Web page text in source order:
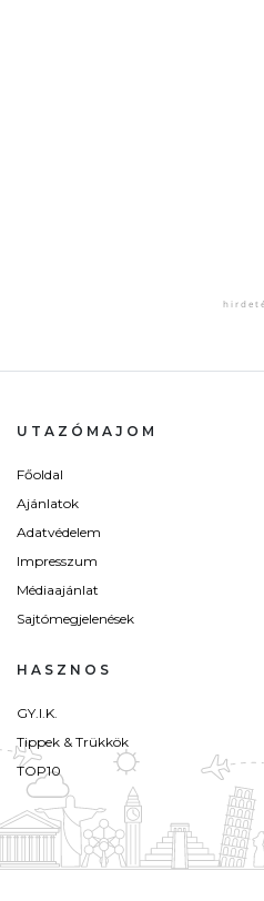
UTAZÓMAJOM
Főoldal
Ajánlatok
Adatvédelem
Impresszum
Médiaajánlat
Sajtómegjelenések
HASZNOS
GY.I.K.
Tippek & Trükkök
TOP10